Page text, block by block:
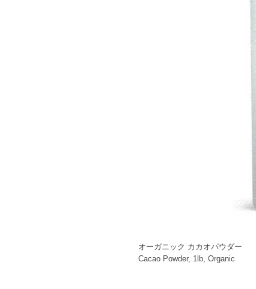
オーガニック カカオパウダー
Cacao Powder, 1lb, Organic